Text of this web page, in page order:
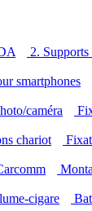
2. Supports
smartphones
caméra
chariot
cigare